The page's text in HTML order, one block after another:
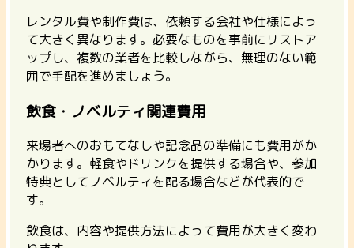
レンタル費や制作費は、依頼する会社や仕様によっ
て大きく異なります。必要なものを事前にリストア
ップし、複数の業者を比較しながら、無理のない範
囲で手配を進めましょう。
飲食・ノベルティ関連費用
来場者へのおもてなしや記念品の準備にも費用がか
かります。 軽食やドリンクを提供する場合や、参加
特典としてノベルティを配る場合などが代表的で
す。
飲食は、内容や提供方法によって費用が大きく変わ